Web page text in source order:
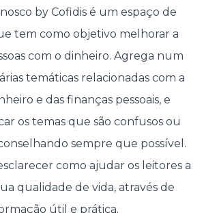
by Cofidis é um espaço de
tem como objetivo melhorar a
com o dinheiro. Agrega num
temáticas relacionadas com a
e das finanças pessoais, e
os temas que são confusos ou
sempre que possível.
como ajudar os leitores a
qualidade de vida, através de
útil e prática.